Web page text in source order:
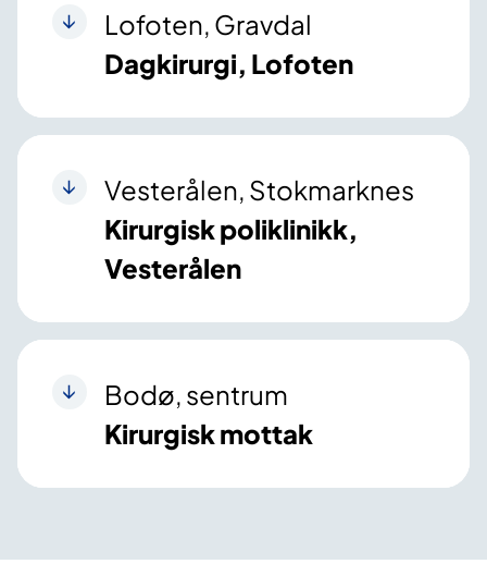
Lofoten, Gravdal
Dagkirurgi, Lofoten
Vesterålen, Stokmarknes
Kirurgisk poliklinikk,
Vesterålen
Bodø, sentrum
Kirurgisk mottak